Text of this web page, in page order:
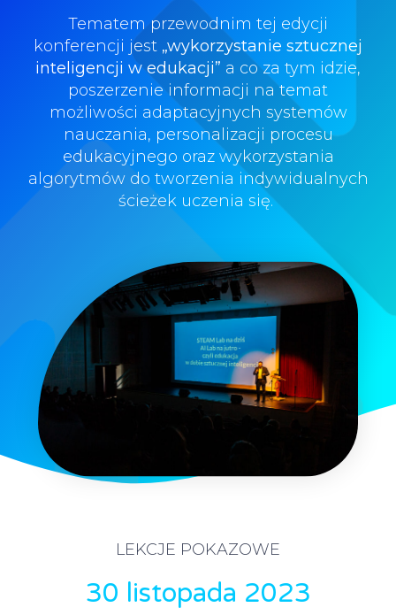
Tematem przewodnim tej edycji
konferencji jest „wykorzystanie sztucznej
inteligencji w edukacji” a co za tym idzie,
poszerzenie informacji na temat
możliwości adaptacyjnych systemów
nauczania, personalizacji procesu
edukacyjnego oraz wykorzystania
algorytmów do tworzenia indywidualnych
ścieżek uczenia się.
LEKCJE POKAZOWE
30 listopada 2023